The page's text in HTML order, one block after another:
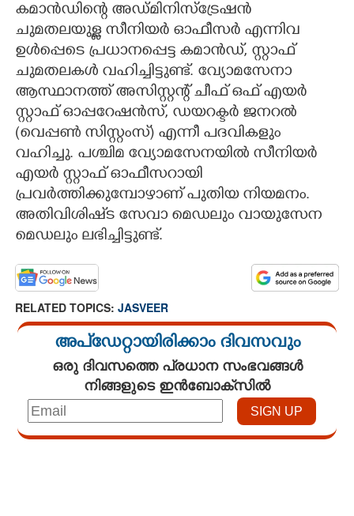
കമാൻഡിന്റെ അഡ്മിനിസ്ട്രേഷൻ
ചുമതലയുള്ള സീനിയർ ഓഫീസർ എന്നിവ
ഉൾപ്പെടെ പ്രധാനപ്പെട്ട കമാൻഡ്, സ്റ്റാഫ്
ചുമതലകൾ വഹിച്ചിട്ടുണ്ട്. വ്യോമസേനാ
ആസ്ഥാനത്ത് അസിസ്റ്റന്റ് ചീഫ് ഒഫ് എയർ
സ്റ്റാഫ് ഓപ്പറേഷൻസ്, ഡയറക്ടർ ജനറൽ
(വെപ്പൺ സിസ്റ്റംസ്) എന്നീ പദവികളും
വഹിച്ചു. പശ്ചിമ വ്യോമസേനയിൽ സീനിയർ
എയർ സ്റ്റാഫ് ഓഫീസറായി
പ്രവർത്തിക്കുമ്പോഴാണ് പുതിയ നിയമനം.
അതിവിശിഷ്‌ട സേവാ മെഡലും വായുസേന
മെഡലും ലഭിച്ചിട്ടുണ്ട്.
RELATED TOPICS: JASVEER
അപ്ഡേറ്റായിരിക്കാം ദിവസവും
ഒരു ദിവസത്തെ പ്രധാന സംഭവങ്ങൾ
നിങ്ങളുടെ ഇൻബോക്സിൽ